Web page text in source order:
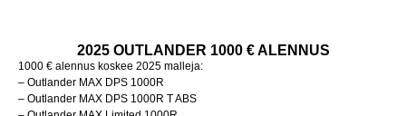
2025 OUTLANDER 1000 € ALENNUS
1000 € alennus koskee 2025 malleja:
– Outlander MAX DPS 1000R
– Outlander MAX DPS 1000R T ABS